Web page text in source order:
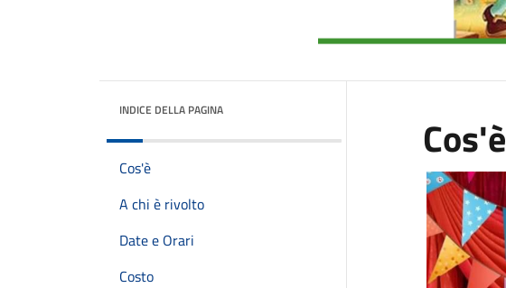
INDICE DELLA PAGINA
Cos'è
A chi è rivolto
Date e Orari
Costo
Cos'è